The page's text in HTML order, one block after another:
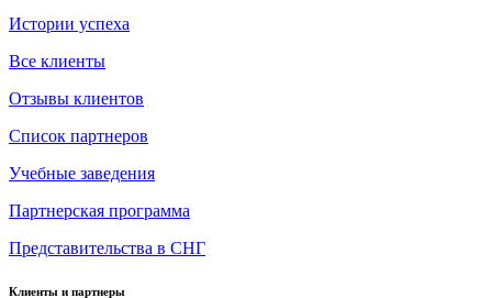
Истории успеха
Все клиенты
Отзывы клиентов
Список партнеров
Учебные заведения
Партнерская программа
Представительства в СНГ
Клиенты и партнеры